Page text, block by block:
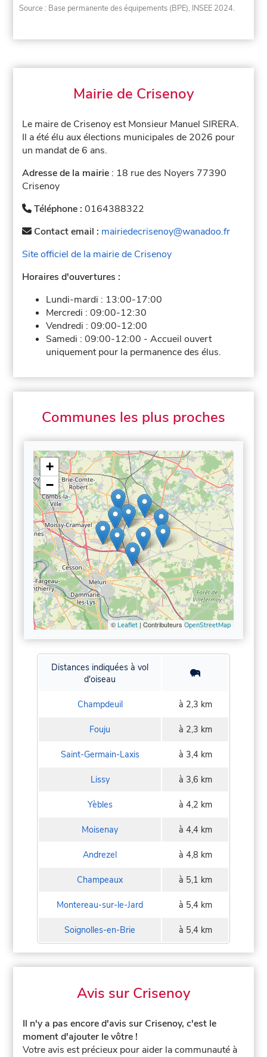
Source : Base permanente des équipements (BPE), INSEE 2024.
Mairie de Crisenoy
Le maire de Crisenoy est Monsieur Manuel SIRERA.
Il a été élu aux élections municipales de 2026 pour
un mandat de 6 ans.
Adresse de la mairie : 18 rue des Noyers 77390
Crisenoy
Téléphone :0164388322
Contact email : mairiedecrisenoy@wanadoo.fr
Site officiel de la mairie de Crisenoy
Horaires d'ouvertures :
Lundi-mardi : 13:00-17:00
Mercredi :09:00-12:30
Vendredi :09:00-12:00
Samedi :09:00-12:00 -Accueil ouvert
uniquement pour la permanence des élus.
Communes les plus proches
+
−
© Leaflet| Contributeurs OpenStreetMap
Distances indiquées à vol
d'oiseau
Champdeuil à 2,3 km
Fouju à 2,3 km
Saint-Germain-Laxis à 3,4 km
Lissy à 3,6 km
Yèbles à 4,2 km
Moisenay à 4,4 km
Andrezel à 4,8 km
Champeaux à 5,1 km
Montereau-sur-le-Jard à 5,4 km
Soignolles-en-Brie à 5,4 km
Avis sur Crisenoy
Il n'y a pas encore d'avis sur Crisenoy, c'est le
moment d'ajouter le vôtre !
Votre avis est précieux pour aider la communauté à